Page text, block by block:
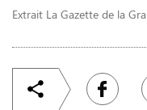
Extrait La Gazette de la